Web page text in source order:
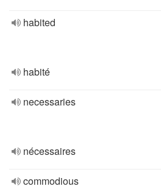
habited
habité
necessaries
nécessaires
commodious